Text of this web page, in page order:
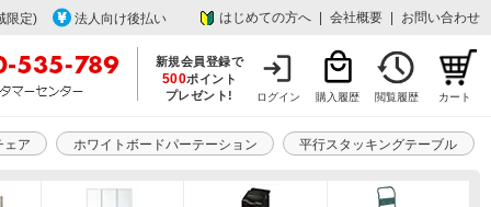
限定) 法人向け後払い はじめての方へ 会社概要 お問い合わせ
新規会員登録で
500ポイント
プレゼント!
ログイン 購入履歴 閲覧履歴 カート
ェア ホワイトボードパーテーション 平行スタッキングテーブル